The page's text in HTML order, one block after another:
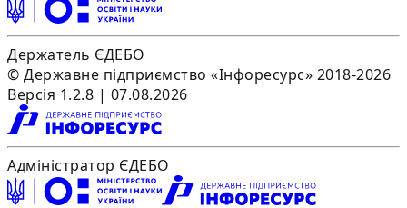
Держатель ЄДЕБО
© Державне підприємство «Інфоресурс» 2018-2026
Версія 1.2.8 | 07.08.2026
Адміністратор ЄДЕБО